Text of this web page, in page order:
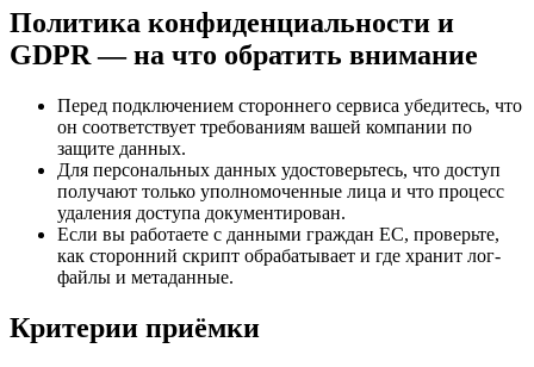
Политика конфиденциальности и
GDPR — на что обратить внимание
Перед подключением стороннего сервиса убедитесь, что
он соответствует требованиям вашей компании по
защите данных.
Для персональных данных удостоверьтесь, что доступ
получают только уполномоченные лица и что процесс
удаления доступа документирован.
Если вы работаете с данными граждан ЕС, проверьте,
как сторонний скрипт обрабатывает и где хранит лог-
файлы и метаданные.
Критерии приёмки